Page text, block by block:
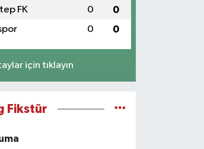
FK 0 0
0 0
için tıklayın
Fikstür